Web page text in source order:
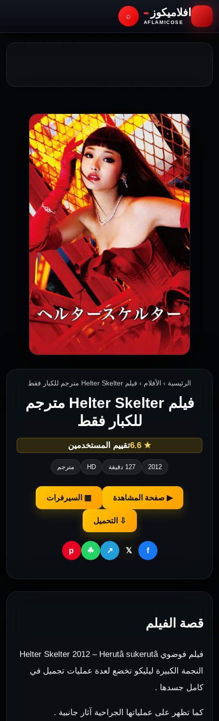
افلاميكوز
AFLAMICOSE
⌕
الرئيسية › الأفلام › فيلم Helter Skelter مترجم للكبار فقط
فيلم Helter Skelter مترجم
للكبار فقط
★ 6.6 تقييم المستخدمين
2012 127 دقيقة HD مترجم
▶ صفحة المشاهدة ▦ السيرفرات
⇩ التحميل
f
𝕏
↗
☘
p
قصة الفيلم
فيلم فوضوي Helter Skelter 2012 – Herutâ sukerutâ
النجمة الكبيرة ليليكو تخضع لعدة عمليات تجميل في
كامل جسدها .
كما تظهر على عملياتها الجراحية آثار جانبية .